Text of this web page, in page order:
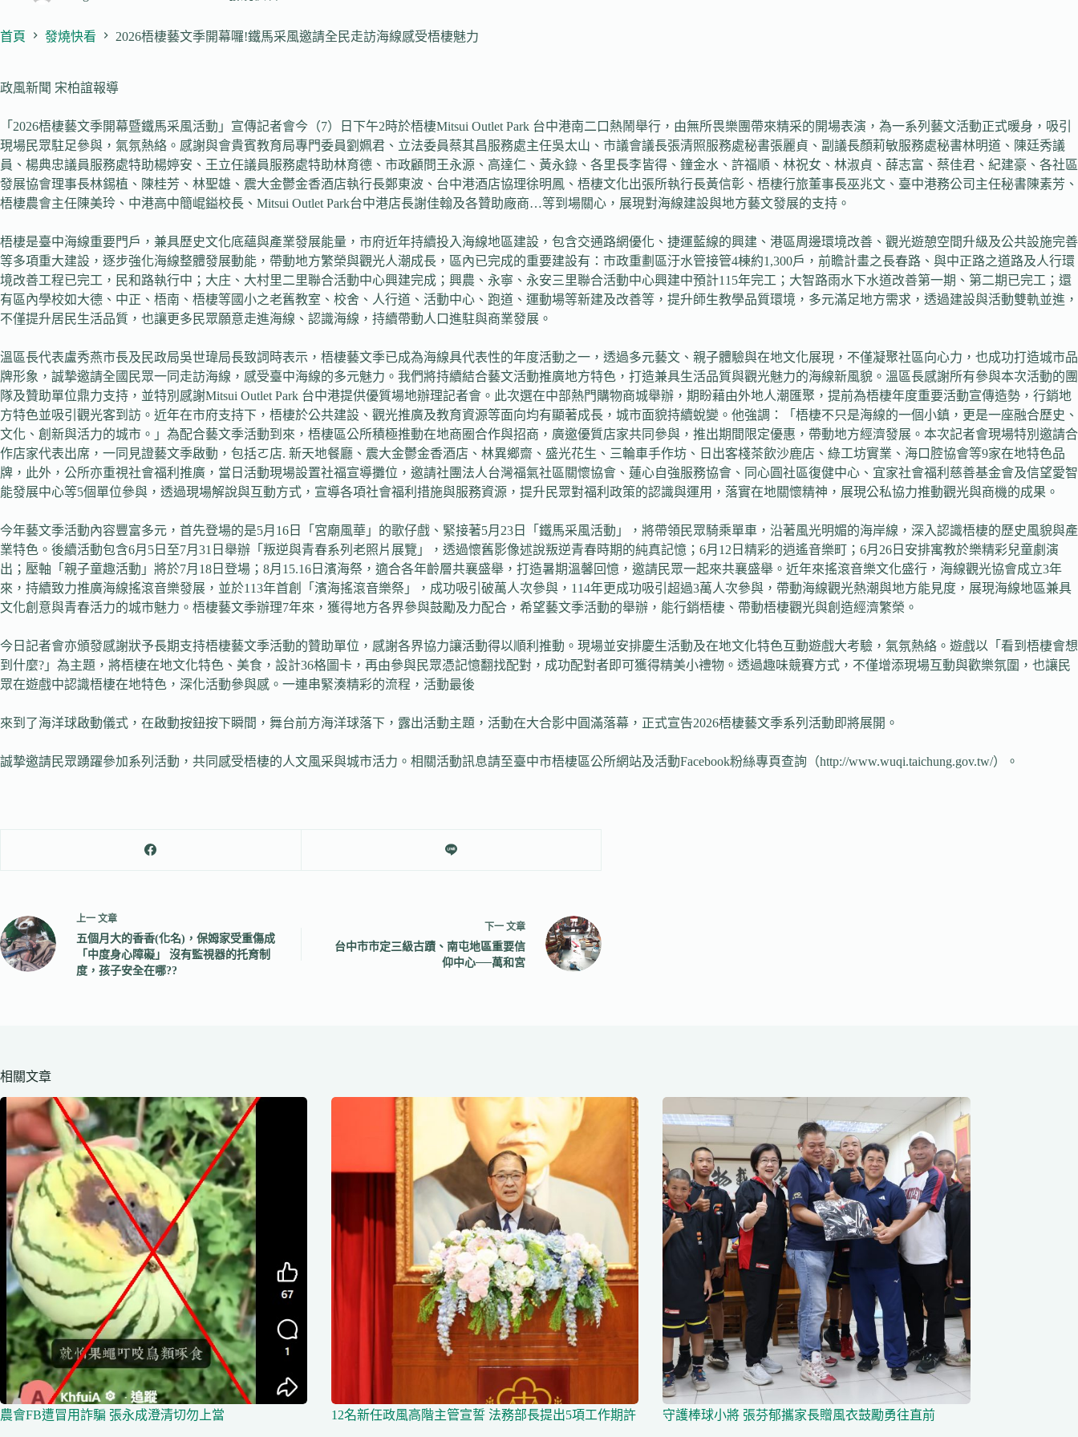
首頁 發燒快看 2026梧棲藝文季開幕囉!鐵馬采風邀請全民走訪海線感受梧棲魅力
政風新聞 宋柏誼報導
「2026梧棲藝文季開幕暨鐵馬采風活動」宣傳記者會今（7）日下午2時於梧棲Mitsui Outlet Park 台中港南二口熱鬧舉行，由無所畏樂團帶來精采的開場表演，為一系列藝文活動正式暖身，吸引
現場民眾駐足參與，氣氛熱絡。感謝與會貴賓教育局專門委員劉姵君、立法委員蔡其昌服務處主任吳太山、市議會議長張清照服務處秘書張麗貞、副議長顏莉敏服務處秘書林明道、陳廷秀議
員、楊典忠議員服務處特助楊婷安、王立任議員服務處特助林育德、市政顧問王永源、高達仁、黃永錄、各里長李皆得、鐘金水、許福順、林祝女、林淑貞、薛志富、蔡佳君、紀建豪、各社區
發展協會理事長林錫植、陳桂芳、林聖雄、震大金鬱金香酒店執行長鄭東波、台中港酒店協理徐明鳳、梧棲文化出張所執行長黃信彰、梧棲行旅董事長巫兆文、臺中港務公司主任秘書陳素芳、
梧棲農會主任陳美玲、中港高中簡崐鎰校長、Mitsui Outlet Park台中港店長謝佳翰及各贊助廠商…等到場關心，展現對海線建設與地方藝文發展的支持。
梧棲是臺中海線重要門戶，兼具歷史文化底蘊與產業發展能量，市府近年持續投入海線地區建設，包含交通路網優化、捷運藍線的興建、港區周邊環境改善、觀光遊憩空間升級及公共設施完善
等多項重大建設，逐步強化海線整體發展動能，帶動地方繁榮與觀光人潮成長，區內已完成的重要建設有：市政重劃區汙水管接管4棟約1,300戶，前瞻計畫之長春路、與中正路之道路及人行環
境改善工程已完工，民和路執行中；大庄、大村里二里聯合活動中心興建完成；興農、永寧、永安三里聯合活動中心興建中預計115年完工；大智路雨水下水道改善第一期、第二期已完工；還
有區內學校如大德、中正、梧南、梧棲等國小之老舊教室、校舍、人行道、活動中心、跑道、運動場等新建及改善等，提升師生教學品質環境，多元滿足地方需求，透過建設與活動雙軌並進，
不僅提升居民生活品質，也讓更多民眾願意走進海線、認識海線，持續帶動人口進駐與商業發展。
溫區長代表盧秀燕市長及民政局吳世瑋局長致詞時表示，梧棲藝文季已成為海線具代表性的年度活動之一，透過多元藝文、親子體驗與在地文化展現，不僅凝聚社區向心力，也成功打造城市品
牌形象，誠摯邀請全國民眾一同走訪海線，感受臺中海線的多元魅力。我們將持續結合藝文活動推廣地方特色，打造兼具生活品質與觀光魅力的海線新風貌。溫區長感謝所有參與本次活動的團
隊及贊助單位鼎力支持，並特別感謝Mitsui Outlet Park 台中港提供優質場地辦理記者會。此次選在中部熱門購物商城舉辦，期盼藉由外地人潮匯聚，提前為梧棲年度重要活動宣傳造勢，行銷地
方特色並吸引觀光客到訪。近年在市府支持下，梧棲於公共建設、觀光推廣及教育資源等面向均有顯著成長，城市面貌持續蛻變。他強調：「梧棲不只是海線的一個小鎮，更是一座融合歷史、
文化、創新與活力的城市。」為配合藝文季活動到來，梧棲區公所積極推動在地商圈合作與招商，廣邀優質店家共同參與，推出期間限定優惠，帶動地方經濟發展。本次記者會現場特別邀請合
作店家代表出席，一同見證藝文季啟動，包括ㄛ店. 新天地餐廳、震大金鬱金香酒店、林異鄉齋、盛光花生、三輪車手作坊、日出客棧茶飲沙鹿店、綠工坊實業、海口腔協會等9家在地特色品
牌，此外，公所亦重視社會福利推廣，當日活動現場設置社福宣導攤位，邀請社團法人台灣福氣社區關懷協會、蓮心自強服務協會、同心圓社區復健中心、宜家社會福利慈善基金會及信望愛智
能發展中心等5個單位參與，透過現場解說與互動方式，宣導各項社會福利措施與服務資源，提升民眾對福利政策的認識與運用，落實在地關懷精神，展現公私協力推動觀光與商機的成果。
今年藝文季活動內容豐富多元，首先登場的是5月16日「宮廟風華」的歌仔戲、緊接著5月23日「鐵馬采風活動」，將帶領民眾騎乘單車，沿著風光明媚的海岸線，深入認識梧棲的歷史風貌與產
業特色。後續活動包含6月5日至7月31日舉辦「叛逆與青春系列老照片展覽」，透過懷舊影像述說叛逆青春時期的純真記憶；6月12日精彩的逍遙音樂町；6月26日安排寓教於樂精彩兒童劇演
出；壓軸「親子童趣活動」將於7月18日登場；8月15.16日濱海祭，適合各年齡層共襄盛舉，打造暑期溫馨回憶，邀請民眾一起來共襄盛舉。近年來搖滾音樂文化盛行，海線觀光協會成立3年
來，持續致力推廣海線搖滾音樂發展，並於113年首創「濱海搖滾音樂祭」，成功吸引破萬人次參與，114年更成功吸引超過3萬人次參與，帶動海線觀光熱潮與地方能見度，展現海線地區兼具
文化創意與青春活力的城市魅力。梧棲藝文季辦理7年來，獲得地方各界參與鼓勵及力配合，希望藝文季活動的舉辦，能行銷梧棲、帶動梧棲觀光與創造經濟繁榮。
今日記者會亦頒發感謝狀予長期支持梧棲藝文季活動的贊助單位，感謝各界協力讓活動得以順利推動。現場並安排慶生活動及在地文化特色互動遊戲大考驗，氣氛熱絡。遊戲以「看到梧棲會想
到什麼?」為主題，將梧棲在地文化特色、美食，設計36格圖卡，再由參與民眾憑記憶翻找配對，成功配對者即可獲得精美小禮物。透過趣味競賽方式，不僅增添現場互動與歡樂氛圍，也讓民
眾在遊戲中認識梧棲在地特色，深化活動參與感。一連串緊湊精彩的流程，活動最後
來到了海洋球啟動儀式，在啟動按鈕按下瞬間，舞台前方海洋球落下，露出活動主題，活動在大合影中圓滿落幕，正式宣告2026梧棲藝文季系列活動即將展開。
誠摯邀請民眾踴躍參加系列活動，共同感受梧棲的人文風采與城市活力。相關活動訊息請至臺中市梧棲區公所網站及活動Facebook粉絲專頁查詢（http://www.wuqi.taichung.gov.tw/）。
上一 文章
五個月大的香香(化名)，保姆家受重傷成
「中度身心障礙」 沒有監視器的托育制
度，孩子安全在哪??
下一 文章
台中市市定三級古蹟、南屯地區重要信
仰中心──萬和宮
相關文章
農會FB遭冒用詐騙 張永成澄清切勿上當
12名新任政風高階主管宣誓 法務部長提出5項工作期許
守護棒球小將 張芬郁攜家長贈風衣鼓勵勇往直前